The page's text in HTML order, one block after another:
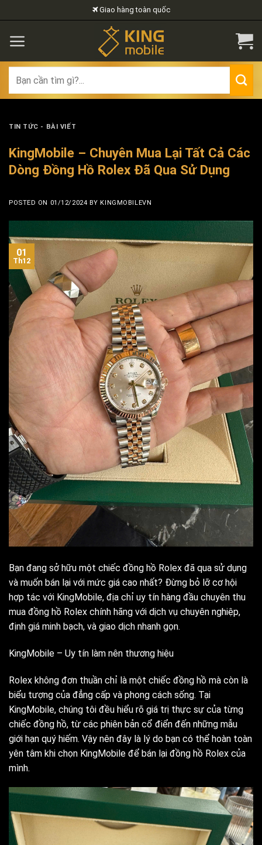
to
content
Giao hàng toàn quốc
for:
TIN TỨC - BÀI VIẾT
KingMobile – Chuyên Mua Lại Tất Cả Các
Dòng Đồng Hồ Rolex Đã Qua Sử Dụng
POSTED ON 01/12/2024 BYKINGMOBILEVN
01
Th12
Bạn đang sở hữu một chiếc đồng hồ Rolex đã qua sử dụng
và muốn bán lại với mức giá cao nhất? Đừng bỏ lỡ cơ hội
hợp tác với KingMobile, địa chỉ uy tín hàng đầu chuyên thu
mua đồng hồ Rolex chính hãng với dịch vụ chuyên nghiệp,
định giá minh bạch, và giao dịch nhanh gọn.
KingMobile – Uy tín làm nên thương hiệu
Rolex không đơn thuần chỉ là một chiếc đồng hồ mà còn là
biểu tượng của đẳng cấp và phong cách sống. Tại
KingMobile, chúng tôi đều hiểu rõ giá trị thực sự của từng
chiếc đồng hồ, từ các phiên bản cổ điển đến những mẫu
giới hạn quý hiếm. Vậy nên đây là lý do bạn có thể hoàn toàn
yên tâm khi chọn KingMobile để bán lại đồng hồ Rolex của
mình.